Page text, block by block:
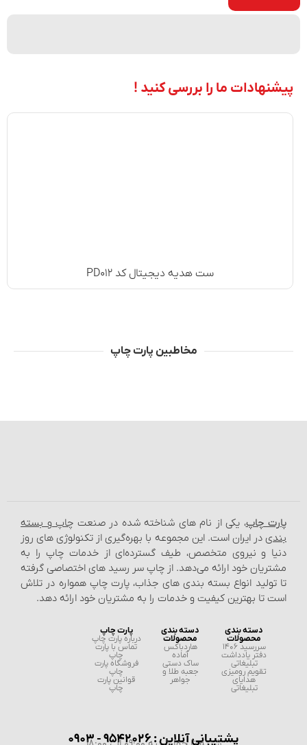
پیشنهادات ما را بررسی کنید !
ست هدیه دیجیتال کد PD۰۱۲
مخاطبین پارت چاپ
پارت چاپ، یکی از نام‌ های شناخته شده در صنعت چاپ و بسته‌
بندی در ایران است. این مجموعه با بهره‌گیری از تکنولوژی‌ های روز
دنیا و نیروی متخصص، طیف گسترده‌ای از خدمات چاپ را به
مشتریان خود ارائه می‌دهد. از چاپ سر رسید های اختصاصی گرفته
تا تولید انواع بسته‌ بندی‌ های جذاب، پارت چاپ همواره در تلاش
است تا بهترین کیفیت و خدمات را به مشتریان خود ارائه دهد.
دسته بندی
محصولات
سررسید 1406
دفتر یادداشت
تبلیغاتی
تقویم رومیزی
هدایای
تبلیغاتی
دسته بندی
محصولات
هاردباکس
آماده
ساک دستی
جعبه طلا و
جواهر
پارت چاپ
درباره پارت چاپ
تماس با پارت
چاپ
فروشگاه پارت
چاپ
قوانین پارت
چاپ
پشتیبانی آنلاین : 9542026 - 0903